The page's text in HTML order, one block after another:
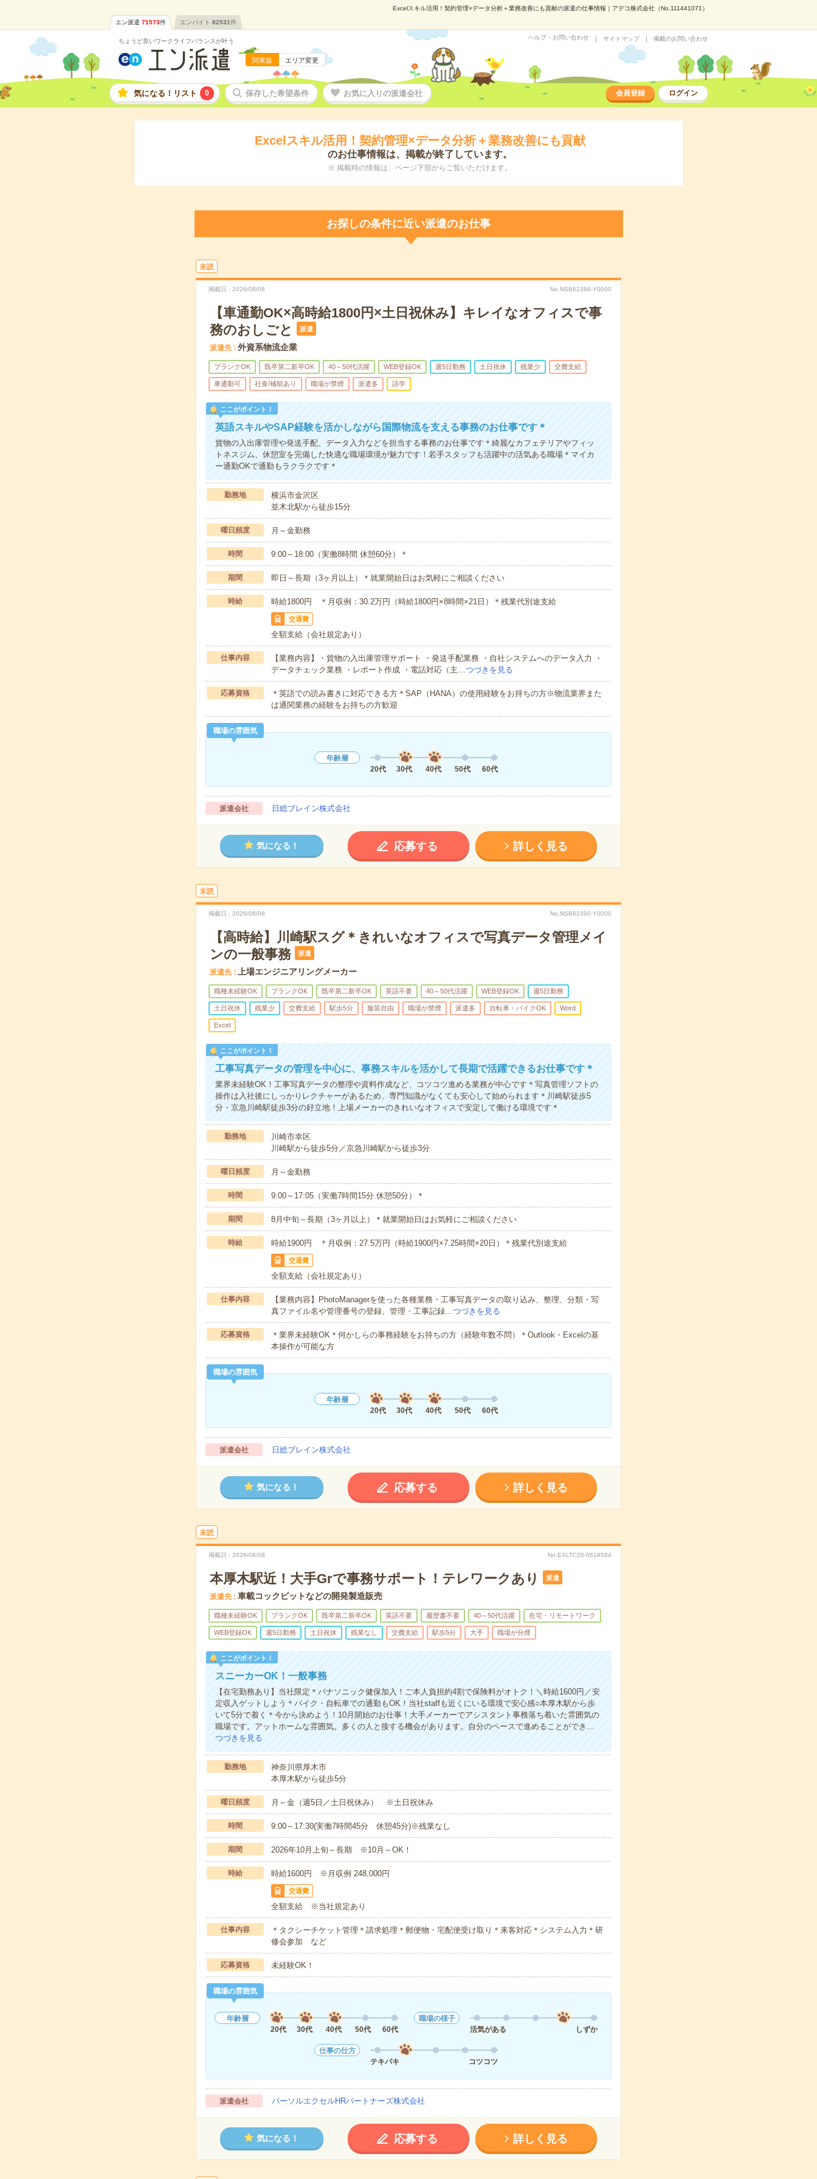
Excelスキル活用！契約管理×データ分析＋業務改善にも貢献の派遣の仕事情報｜アデコ株式会社（No.111441071）
エン派遣 71573件 エンバイト 82531件
ちょうど良いワークライフバランスが叶う
関東版 エリア変更
ヘルプ・お問い合わせ サイトマップ 掲載のお問い合わせ
気になる！リスト 0 保存した希望条件 お気に入りの派遣会社 会員登録 ログイン
Excelスキル活用！契約管理×データ分析＋業務改善にも貢献
のお仕事情報は、掲載が終了しています。
※ 掲載時の情報は、ページ下部からご覧いただけます。
お探しの条件に近い派遣のお仕事
未読
掲載日 2026/08/08 No.NSB62388-Y0000
【車通勤OK×高時給1800円×土日祝休み】キレイなオフィスで事
務のおしごと
派遣
派遣先 外資系物流企業
ブランクOK 既卒第二新卒OK 40～50代活躍 WEB登録OK 週5日勤務 土日祝休 残業少 交費支給
車通勤可 社食/補助あり 職場が禁煙 派遣多 語学
ここがポイント！
英語スキルやSAP経験を活かしながら国際物流を支える事務のお仕事です＊
貨物の入出庫管理や発送手配、データ入力などを担当する事務のお仕事です＊綺麗なカフェテリアやフィッ
トネスジム、休憩室を完備した快適な職場環境が魅力です！若手スタッフも活躍中の活気ある職場＊マイカ
ー通勤OKで通勤もラクラクです＊
勤務地
横浜市金沢区
並木北駅から徒歩15分
曜日頻度 月～金勤務
時間 9:00～18:00（実働8時間 休憩60分）＊
期間 即日～長期（3ヶ月以上）＊就業開始日はお気軽にご相談ください
時給 時給1800円 ＊月収例：30.2万円（時給1800円×8時間×21日）＊残業代別途支給
交通費
全額支給（会社規定あり）
仕事内容
【業務内容】・貨物の入出庫管理サポート ・発送手配業務 ・自社システムへのデータ入力 ・
データチェック業務 ・レポート作成 ・電話対応（主…つづきを見る
応募資格
＊英語での読み書きに対応できる方＊SAP（HANA）の使用経験をお持ちの方※物流業界また
は通関業務の経験をお持ちの方歓迎
職場の雰囲気
年齢層
20代
30代 40代 50代 60代
派遣会社 日総ブレイン株式会社
気になる！ 応募する 詳しく見る
未読
掲載日 2026/08/08 No.NSB62390-Y0000
【高時給】川崎駅スグ＊きれいなオフィスで写真データ管理メイ
ンの一般事務
派遣
派遣先 上場エンジニアリングメーカー
職種未経験OK ブランクOK 既卒第二新卒OK 英語不要 40～50代活躍 WEB登録OK 週5日勤務
土日祝休 残業少 交費支給 駅歩5分 服装自由 職場が禁煙 派遣多 自転車・バイクOK Word
Excel
ここがポイント！
工事写真データの管理を中心に、事務スキルを活かして長期で活躍できるお仕事です＊
業界未経験OK！工事写真データの整理や資料作成など、コツコツ進める業務が中心です＊写真管理ソフトの
操作は入社後にしっかりレクチャーがあるため、専門知識がなくても安心して始められます＊川崎駅徒歩5
分・京急川崎駅徒歩3分の好立地！上場メーカーのきれいなオフィスで安定して働ける環境です＊
勤務地
川崎市幸区
川崎駅から徒歩5分／京急川崎駅から徒歩3分
曜日頻度 月～金勤務
時間 9:00～17:05（実働7時間15分 休憩50分）＊
期間 8月中旬～長期（3ヶ月以上）＊就業開始日はお気軽にご相談ください
時給 時給1900円 ＊月収例：27.5万円（時給1900円×7.25時間×20日）＊残業代別途支給
交通費
全額支給（会社規定あり）
仕事内容
【業務内容】PhotoManagerを使った各種業務・工事写真データの取り込み、整理、分類・写
真ファイル名や管理番号の登録、管理・工事記録…つづきを見る
応募資格
＊業界未経験OK＊何かしらの事務経験をお持ちの方（経験年数不問）＊Outlook・Excelの基
本操作が可能な方
職場の雰囲気
年齢層
20代
30代 40代 50代 60代
派遣会社 日総ブレイン株式会社
気になる！ 応募する 詳しく見る
未読
掲載日 2026/08/08 No.EXLTC26-0618584
本厚木駅近！大手Grで事務サポート！テレワークあり 派遣
派遣先 車載コックピットなどの開発製造販売
職種未経験OK ブランクOK 既卒第二新卒OK 英語不要 履歴書不要 40～50代活躍 在宅・リモートワーク
WEB登録OK 週5日勤務 土日祝休 残業なし 交費支給 駅歩5分 大手 職場が分煙
ここがポイント！
スニーカーOK！一般事務
【在宅勤務あり】当社限定＊パナソニック健保加入！ご本人負担約4割で保険料がオトク！＼時給1600円／安
定収入ゲットしよう＊バイク・自転車での通勤もOK！当社staffも近くにいる環境で安心感○本厚木駅から歩
いて5分で着く＊今から決めよう！10月開始のお仕事！大手メーカーでアシスタント事務落ち着いた雰囲気の
職場です。アットホームな雰囲気。多くの人と接する機会があります。自分のペースで進めることができ…
つづきを見る
勤務地
神奈川県厚木市
本厚木駅から徒歩5分
曜日頻度 月～金（週5日／土日祝休み） ※土日祝休み
時間 9:00～17:30(実働7時間45分 休憩45分)※残業なし
期間 2026年10月上旬～長期 ※10月～OK！
時給 時給1600円 ※月収例 248,000円
交通費
全額支給 ※当社規定あり
仕事内容
＊タクシーチケット管理＊請求処理＊郵便物・宅配便受け取り＊来客対応＊システム入力＊研
修会参加 など
応募資格 未経験OK！
職場の雰囲気
年齢層
20代
30代 40代 50代 60代
職場の様子
活気がある
しずか
仕事の仕方
テキパキ
コツコツ
派遣会社 パーソルエクセルHRパートナーズ株式会社
気になる！ 応募する 詳しく見る